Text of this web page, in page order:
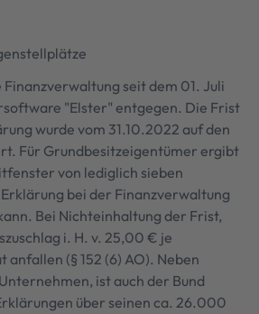
seit dem 01. Juli
"Elster" entgegen. Die Frist
wurde vom 31.10.2022 auf den
Für Grundbesitzeigentümer ergibt
von lediglich sieben
bei der Finanzverwaltung
Bei Nichteinhaltung der Frist,
i. H. v. 25,00 € je
(§ 152 (6) AO). Neben
ist auch der Bund
über seinen ca. 26.000